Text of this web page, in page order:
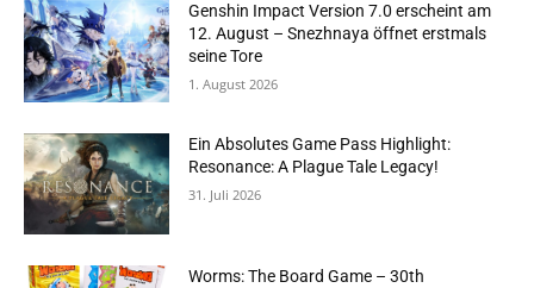
Genshin Impact Version 7.0 erscheint am
12. August – Snezhnaya öffnet erstmals
seine Tore
1. August 2026
Ein Absolutes Game Pass Highlight:
Resonance: A Plague Tale Legacy!
31. Juli 2026
Worms: The Board Game – 30th